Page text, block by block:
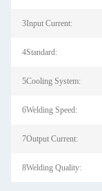
3Input Current:
4Standard:
5Cooling System:
6Welding Speed:
7Output Current:
8Welding Quality: